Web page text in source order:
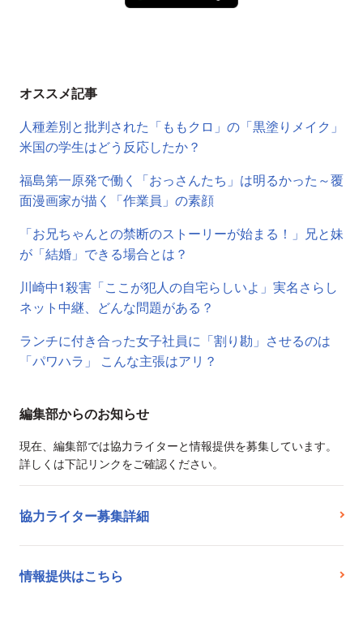
オススメ記事
人種差別と批判された「ももクロ」の「黒塗りメイク」
米国の学生はどう反応したか？
福島第一原発で働く「おっさんたち」は明るかった～覆
面漫画家が描く「作業員」の素顔
「お兄ちゃんとの禁断のストーリーが始まる！」兄と妹
が「結婚」できる場合とは？
川崎中1殺害「ここが犯人の自宅らしいよ」実名さらし
ネット中継、どんな問題がある？
ランチに付き合った女子社員に「割り勘」させるのは
「パワハラ」 こんな主張はアリ？
編集部からのお知らせ
現在、編集部では協力ライターと情報提供を募集しています。
詳しくは下記リンクをご確認ください。
協力ライター募集詳細
情報提供はこちら